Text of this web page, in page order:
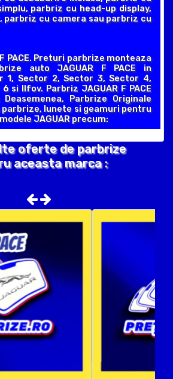
parbriz cu head-up display,
parbriz cu camera sau parbriz cu
PACE. Preturi parbrize monteaza
auto JAGUAR F PACE in
1, Sector 2, Sector 3, Sector 4,
si Ilfov. Parbriz JAGUAR F PACE
Parbrize Originale
lunete si geamuri pentru
JAGUAR precum:
oferte de parbrize
aceasta marca :